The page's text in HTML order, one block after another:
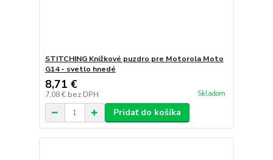
STITCHING Knižkové puzdro pre Motorola Moto
G14 - svetlo hnedé
8,71 €
7,08 € bez DPH Skladom
Pridať do košíka